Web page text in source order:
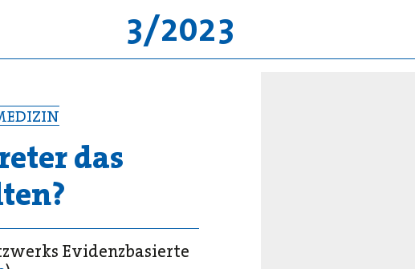
3/2023
das
Evidenzbasierte